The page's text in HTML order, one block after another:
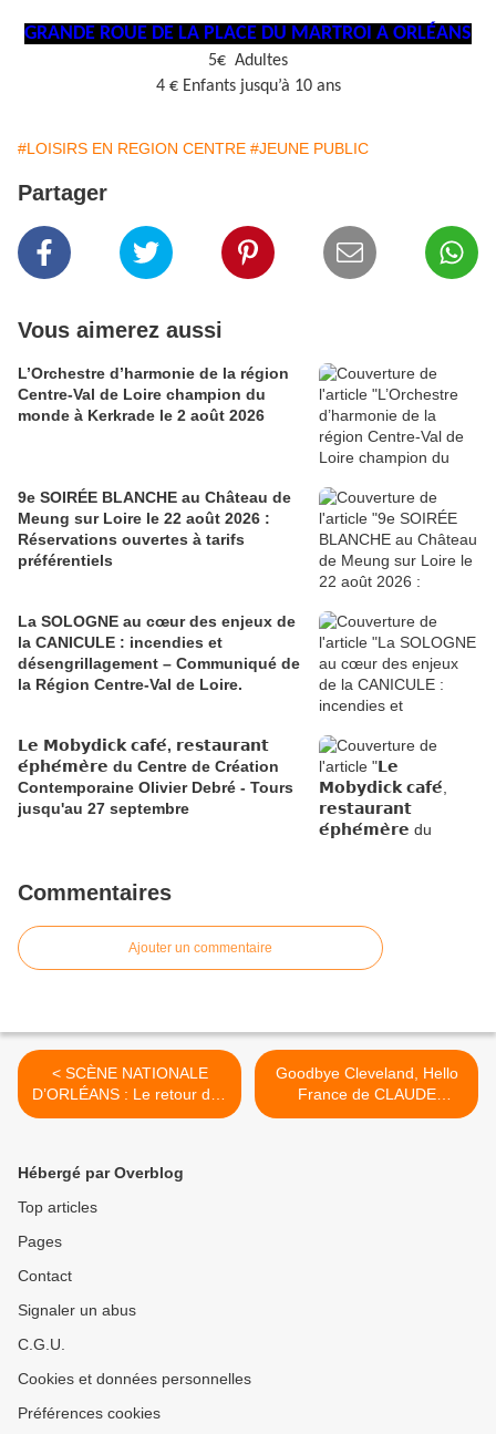
GRANDE ROUE DE LA PLACE DU MARTROI A ORLÉANS
5€ Adultes
4 € Enfants jusqu’à 10 ans
#LOISIRS EN REGION CENTRE #JEUNE PUBLIC
Partager
Vous aimerez aussi
L’Orchestre d’harmonie de la région
Centre-Val de Loire champion du
monde à Kerkrade le 2 août 2026
9e SOIRÉE BLANCHE au Château de
Meung sur Loire le 22 août 2026 :
Réservations ouvertes à tarifs
préférentiels
La SOLOGNE au cœur des enjeux de
la CANICULE : incendies et
désengrillagement – Communiqué de
la Région Centre-Val de Loire.
𝗟𝗲 𝗠𝗼𝗯𝘆𝗱𝗶𝗰𝗸 𝗰𝗮𝗳𝗲́, 𝗿𝗲𝘀𝘁𝗮𝘂𝗿𝗮𝗻𝘁
𝗲́𝗽𝗵𝗲́𝗺𝗲̀𝗿𝗲 du Centre de Création
Contemporaine Olivier Debré - Tours
jusqu'au 27 septembre
Commentaires
Ajouter un commentaire
< SCÈNE NATIONALE
D’ORLÉANS : Le retour des
RAMI concoctés par le NEP
Goodbye Cleveland, Hello
France de CLAUDE
HUMBERT : Projection
Hébergé par Overblog
Top articles
Pages
Contact
Signaler un abus
C.G.U.
Cookies et données personnelles
Préférences cookies